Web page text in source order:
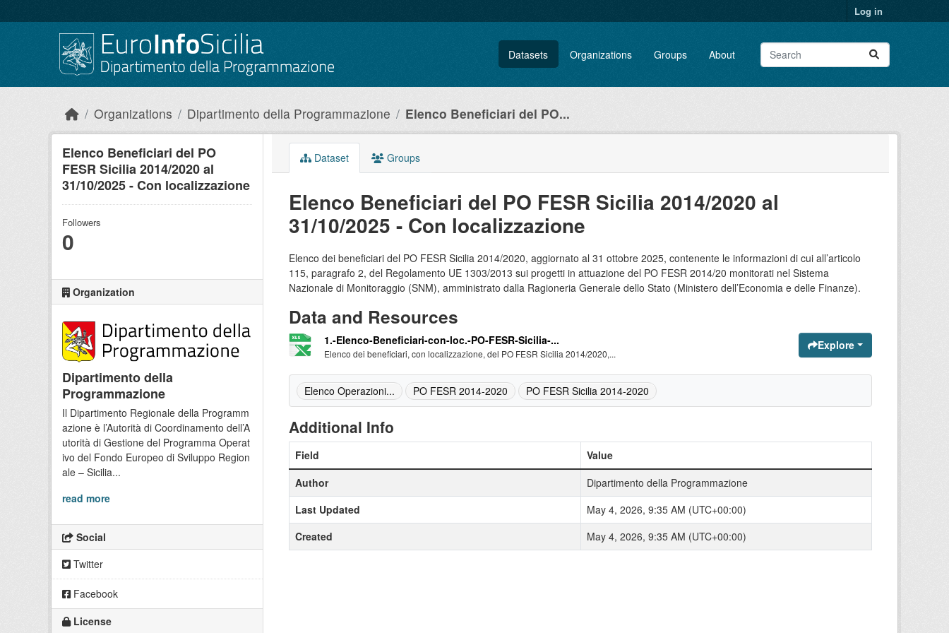
Log in
Datasets Organizations Groups About
Organizations Dipartimento della Programmazione Elenco Beneficiari del PO...
Elenco Beneficiari del PO
FESR Sicilia 2014/2020 al
31/10/2025 - Con localizzazione
Followers
0
Organization
Dipartimento della
Programmazione
Il Dipartimento Regionale della Programm
azione è l’Autorità di Coordinamento dell’A
utorità di Gestione del Programma Operat
ivo del Fondo Europeo di Sviluppo Region
ale – Sicilia...
read more
Social
Twitter
Facebook
License
Dataset Groups
Elenco Beneficiari del PO FESR Sicilia 2014/2020 al
31/10/2025 - Con localizzazione
Elenco dei beneficiari del PO FESR Sicilia 2014/2020, aggiornato al 31 ottobre 2025, contenente le informazioni di cui all’articolo
115, paragrafo 2, del Regolamento UE 1303/2013 sui progetti in attuazione del PO FESR 2014/20 monitorati nel Sistema
Nazionale di Monitoraggio (SNM), amministrato dalla Ragioneria Generale dello Stato (Ministero dell’Economia e delle Finanze).
Data and Resources
1.-Elenco-Beneficiari-con-loc.-PO-FESR-Sicilia-...
Elenco dei beneficiari, con localizzazione, del PO FESR Sicilia 2014/2020,...
Explore
Elenco Operazioni... PO FESR 2014-2020 PO FESR Sicilia 2014-2020
Additional Info
Field
Value
Author
Dipartimento della Programmazione
Last Updated
May 4, 2026, 9:35 AM (UTC+00:00)
Created
May 4, 2026, 9:35 AM (UTC+00:00)